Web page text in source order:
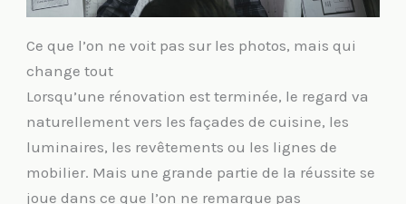
Ce que l’on ne voit pas sur les photos, mais qui
change tout
Lorsqu’une rénovation est terminée, le regard va
naturellement vers les façades de cuisine, les
luminaires, les revêtements ou les lignes de
mobilier. Mais une grande partie de la réussite se
joue dans ce que l’on ne remarque pas